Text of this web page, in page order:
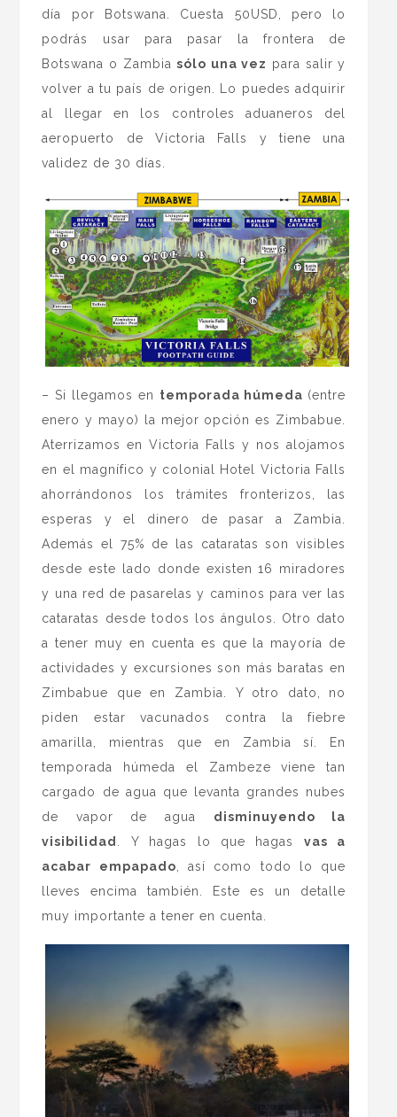
día por Botswana. Cuesta 50USD, pero lo
podrás usar para pasar la frontera de
Botswana o Zambiasólo una vez para salir y
volver a tu país de origen. Lo puedes adquirir
al llegar en los controles aduaneros del
aeropuerto de Victoria Falls y tiene una
validez de 30 días.
– Si llegamos en temporada húmeda (entre
enero y mayo) la mejor opción es Zimbabue.
Aterrizamos en Victoria Falls y nos alojamos
en el magnífico y colonial Hotel Victoria Falls
ahorrándonos los trámites fronterizos, las
esperas y el dinero de pasar a Zambia.
Además el 75% de las cataratas son visibles
desde este lado donde existen 16 miradores
y una red de pasarelas y caminos para ver las
cataratas desde todos los ángulos. Otro dato
a tener muy en cuenta es que la mayoría de
actividades y excursiones son más baratas en
Zimbabue que en Zambia. Y otro dato, no
piden estar vacunados contra la fiebre
amarilla, mientras que en Zambia sí. En
temporada húmeda el Zambeze viene tan
cargado de agua que levanta grandes nubes
de vapor de agua disminuyendo la
visibilidad . Y hagas lo que hagas vas a
acabar empapado, así como todo lo que
lleves encima también. Este es un detalle
muy importante a tener en cuenta.